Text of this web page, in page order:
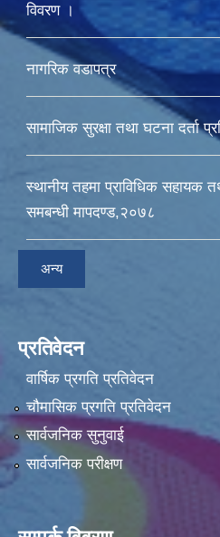
विवरण ।
नागरिक वडापत्र
सामाजिक सुरक्षा तथा घटना
स्थानीय तहमा प्राविधिक सहायक
समबन्धी मापदण्ड,२०७८
अन्य
प्रतिवेदन
वार्षिक प्रगति प्रतिवेदन
चौमासिक प्रगति प्रतिवेदन
सार्वजनिक सुनुवाई
सार्वजनिक परीक्षण